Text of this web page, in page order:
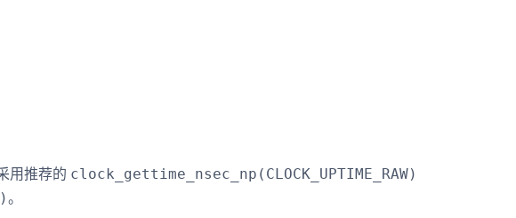
用推荐的 clock_gettime_nsec_np(CLOCK_UPTIME_RAW)
。